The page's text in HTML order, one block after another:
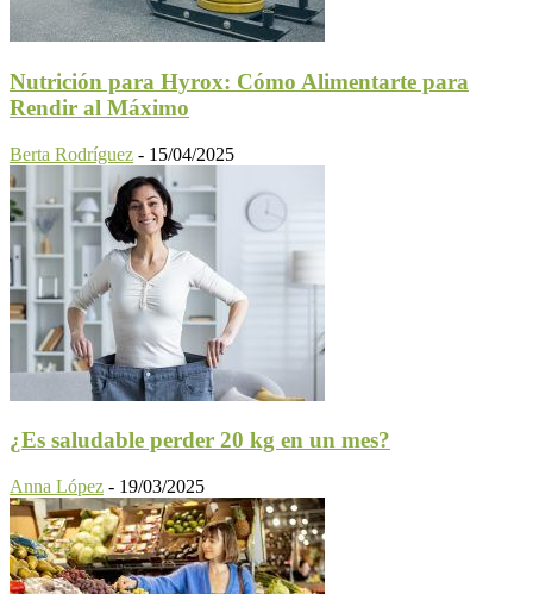
Nutrición para Hyrox: Cómo Alimentarte para
Rendir al Máximo
Berta Rodríguez - 15/04/2025
¿Es saludable perder 20 kg en un mes?
Anna López - 19/03/2025